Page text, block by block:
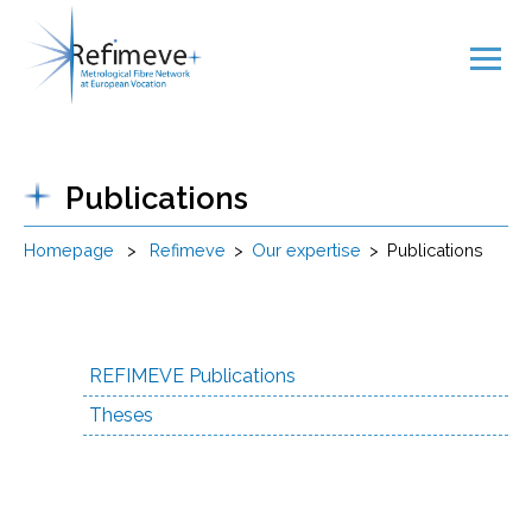
Publications
Homepage > Refimeve > Our expertise > Publications
REFIMEVE Publications
Theses